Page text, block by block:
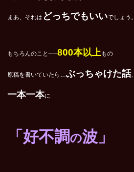
まあ、それは どっちでもいいでしょう。
もちろんのこと──800本以上もの
原稿を書いていたら…ぶっちゃけた話、
一本一本に
「好不調の波」